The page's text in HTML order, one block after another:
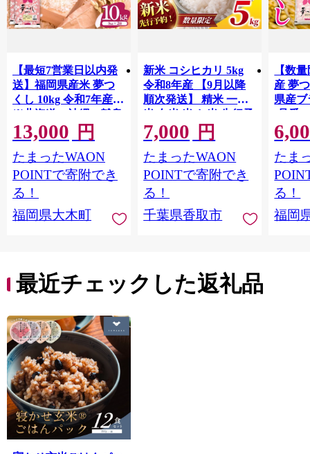
【最短7営業日以内発
送】福岡県産米 夢つ
くし 10kg 令和7年産
※北海道・沖縄・離島
は配送不可 |【精米 単
一米 単一原料米 7年産
国産 お米 ブランド米
5kg × 2 ゆめつくし】
CY009_01
13,000 円
たまったWAON
POINTで寄附でき
る！
福岡県大木町
新米 コシヒカリ 5kg
令和8年産 【9月以降
順次発送】 精米 一等
米 白米 米 お米 先行予
約 数量 限定 こしひか
り 5キロ 米5kg ごはん
こめ コメ はくまい お
米マイスター 厳選 予
約 白飯 ※ okome kome
おむすび おにぎり 国
産 飯 おこめ 取り寄せ
7,000 円
たまったWAON
POINTで寄附でき
る！
千葉県香取市
【数
産 夢
県産ブ
(品番
たま
る！
福岡
最近チェックした返礼品